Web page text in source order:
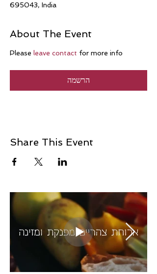
695043, India
About The Event
Please leave contact for more info
הרשמה
Share This Event